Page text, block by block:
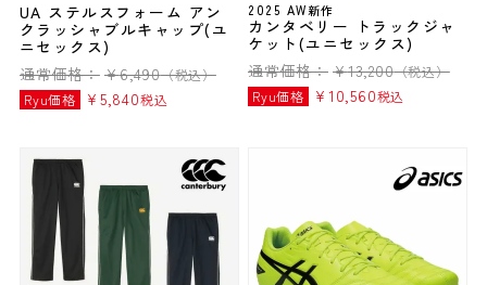
UA ステルスフォーム アン
クラッシャブルキャップ(ユ
ニセックス)
通常価格： ¥6,490（税込）
Ryu価格
¥ 5,840税込
2025 AW新作
カンタベリー トラックジャ
ケット(ユニセックス)
通常価格： ¥13,200（税込）
Ryu価格
¥ 10,560税込